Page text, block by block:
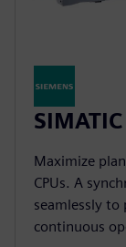
Maximize
CPUs. A
seamlessly to
continuous